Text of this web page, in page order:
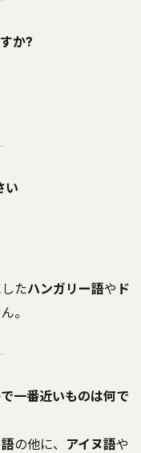
か?
い
たハンガリー語や ド
。
一番近いものは何で
の他に、 アイヌ語や